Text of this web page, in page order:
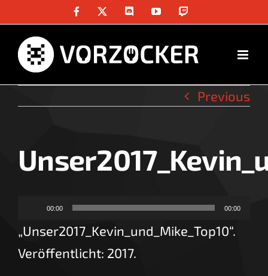
content
Facebook DiscordYouTube
Previous
Audio-
Player
00:00 00:00
„Unser2017_Kevin_und_Mike_Top10“.
Veröffentlicht: 2017.